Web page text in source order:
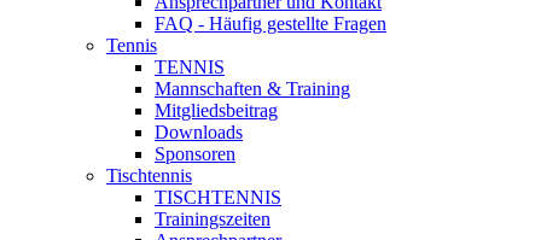
FAQ - Häufig gestellte Fragen
Tennis
TENNIS
Mannschaften & Training
Mitgliedsbeitrag
Downloads
Sponsoren
Tischtennis
TISCHTENNIS
Trainingszeiten